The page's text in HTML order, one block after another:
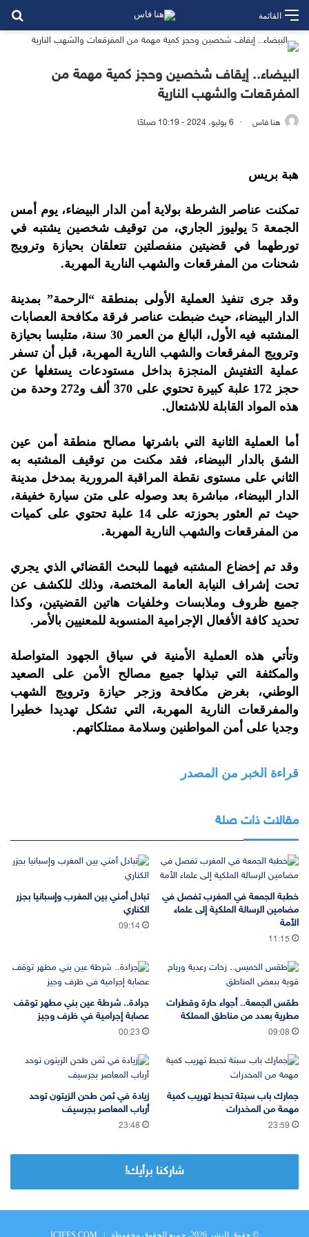
القائمة
البيضاء.. إيقاف شخصين وحجز كمية مهمة من
المفرقعات والشهب النارية
هنا فاس 6 يوليو، 2024 - 10:19 صباحًا
هبة بريس
تمكنت عناصر الشرطة بولاية أمن الدار البيضاء، يوم أمس
الجمعة 5 يوليوز الجاري، من توقيف شخصين يشتبه في
تورطهما في قضيتين منفصلتين تتعلقان بحيازة وترويج
شحنات من المفرقعات والشهب النارية المهربة.
وقد جرى تنفيذ العملية الأولى بمنطقة “الرحمة” بمدينة
الدار البيضاء، حيث ضبطت عناصر فرقة مكافحة العصابات
المشتبه فيه الأول، البالغ من العمر 30 سنة، متلبسا بحيازة
وترويج المفرقعات والشهب النارية المهربة، قبل أن تسفر
عملية التفتيش المنجزة بداخل مستودعات يستغلها عن
حجز 172 علبة كبيرة تحتوي على 370 ألف و272 وحدة من
هذه المواد القابلة للاشتعال.
أما العملية الثانية التي باشرتها مصالح منطقة أمن عين
الشق بالدار البيضاء، فقد مكنت من توقيف المشتبه به
الثاني على مستوى نقطة المراقبة المرورية بمدخل مدينة
الدار البيضاء، مباشرة بعد وصوله على متن سيارة خفيفة،
حيث تم العثور بحوزته على 14 علبة تحتوي على كميات
من المفرقعات والشهب النارية المهربة.
وقد تم إخضاع المشتبه فيهما للبحث القضائي الذي يجري
تحت إشراف النيابة العامة المختصة، وذلك للكشف عن
جميع ظروف وملابسات وخلفيات هاتين القضيتين، وكذا
تحديد كافة الأفعال الإجرامية المنسوبة للمعنيين بالأمر.
وتأتي هذه العملية الأمنية في سياق الجهود المتواصلة
والمكثفة التي تبذلها جميع مصالح الأمن على الصعيد
الوطني، بغرض مكافحة وزجر حيازة وترويج الشهب
والمفرقعات النارية المهربة، التي تشكل تهديدا خطيرا
وجديا على أمن المواطنين وسلامة ممتلكاتهم.
قراءة الخبر من المصدر
مقالات ذات صلة
خطبة الجمعة في المغرب تفصل في
مضامين الرسالة الملكية إلى علماء
الأمة
11:15
تبادل أمني بين المغرب وإسبانيا بجزر
الكناري
09:14
طقس الجمعة.. أجواء حارة وقطرات
مطرية بعدد من مناطق المملكة
09:08
جرادة.. شرطة عين بني مطهر توقف
عصابة إجرامية في ظرف وجيز
00:23
جمارك باب سبتة تحبط تهريب كمية
مهمة من المخدرات
23:59
زيادة في ثمن طحن الزيتون توحد
أرباب المعاصر بجرسيف
23:48
شاركنا برأيك!
© حقوق النشر 2026، جميع الحقوق محفوظة | ICIFES.COM